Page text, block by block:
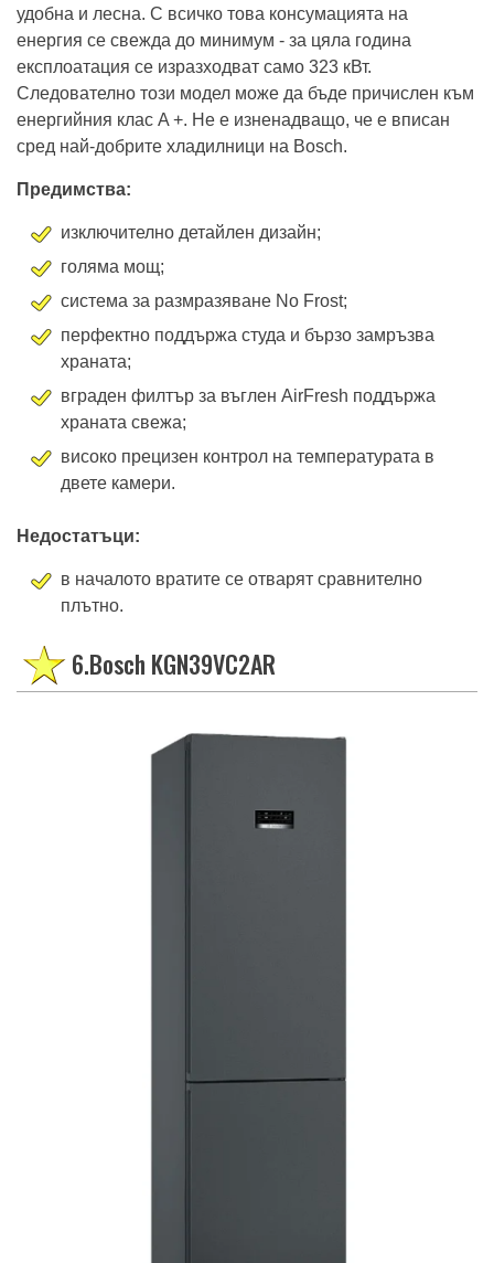
удобна и лесна. С всичко това консумацията на
енергия се свежда до минимум - за цяла година
експлоатация се изразходват само 323 кВт.
Следователно този модел може да бъде причислен към
енергийния клас A +. Не е изненадващо, че е вписан
сред най-добрите хладилници на Bosch.
Предимства:
изключително детайлен дизайн;
голяма мощ;
система за размразяване No Frost;
перфектно поддържа студа и бързо замръзва
храната;
вграден филтър за въглен AirFresh поддържа
храната свежа;
високо прецизен контрол на температурата в
двете камери.
Недостатъци:
в началото вратите се отварят сравнително
плътно.
6.Bosch KGN39VC2AR